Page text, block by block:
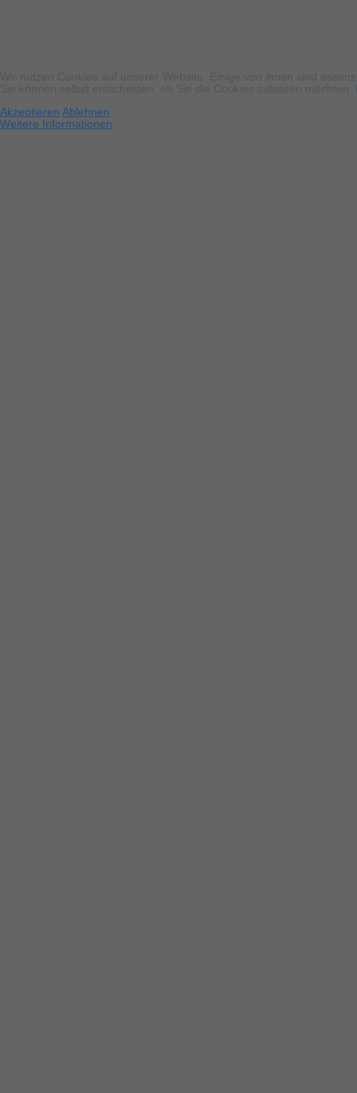
Wir nutzen Cookies auf unserer Website. Einige von ihnen sind
Sie können selbst entscheiden, ob Sie die Cookies zulassen
Akzeptieren Ablehnen
Weitere Informationen